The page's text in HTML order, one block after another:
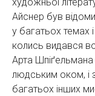
Айснер був
у багатьох темах
колись видався
Арта Шпіґельмана
людським оком, і
багатьох інших